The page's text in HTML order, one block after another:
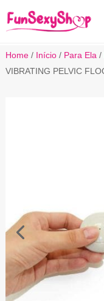
Home/ Início/ Para Ela /
VIBRATING PELVIC